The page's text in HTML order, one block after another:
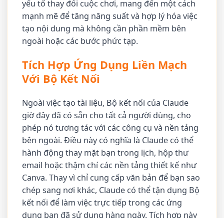
yếu tố thay đổi cuộc chơi, mang đến một cách
mạnh mẽ để tăng năng suất và hợp lý hóa việc
tạo nội dung mà không cần phần mềm bên
ngoài hoặc các bước phức tạp.
Tích Hợp Ứng Dụng Liền Mạch
Với Bộ Kết Nối
Ngoài việc tạo tài liệu, Bộ kết nối của Claude
giờ đây đã có sẵn cho tất cả người dùng, cho
phép nó tương tác với các công cụ và nền tảng
bên ngoài. Điều này có nghĩa là Claude có thể
hành động thay mặt bạn trong lịch, hộp thư
email hoặc thậm chí các nền tảng thiết kế như
Canva. Thay vì chỉ cung cấp văn bản để bạn sao
chép sang nơi khác, Claude có thể tận dụng Bộ
kết nối để làm việc trực tiếp trong các ứng
dụng bạn đã sử dụng hàng ngày. Tích hợp này